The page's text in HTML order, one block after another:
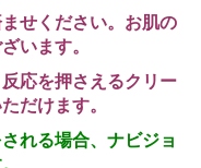
せください。お肌の
います。
応を押さえるクリー
だけます。
れる場合、ナビジョ